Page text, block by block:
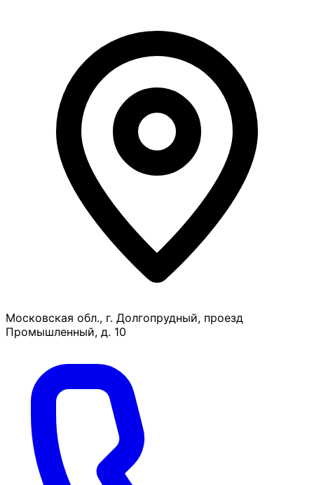
Московская обл., г. Долгопрудный, проезд
Промышленный, д. 10